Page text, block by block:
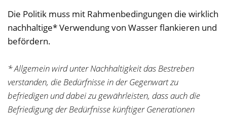
Die Politik muss mit Rahmenbedingungen die wirklich
nachhaltige* Verwendung von Wasser flankieren und
befördern.
* Allgemein wird unter Nachhaltigkeit das Bestreben
verstanden, die Bedürfnisse in der Gegenwart zu
befriedigen und dabei zu gewährleisten, dass auch die
Befriedigung der Bedürfnisse künftiger Generationen